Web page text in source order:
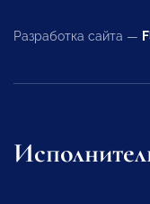
Разработка сайта —